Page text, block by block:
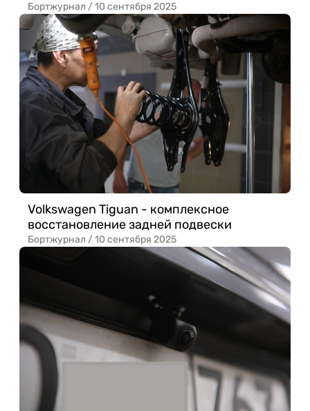
Бортжурнал /10 сентября 2025
Volkswagen Tiguan - комплексное
восстановление задней подвески
Бортжурнал /10 сентября 2025